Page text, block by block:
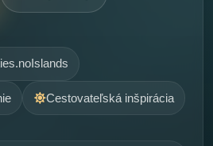
Cestovateľská inšpirácia